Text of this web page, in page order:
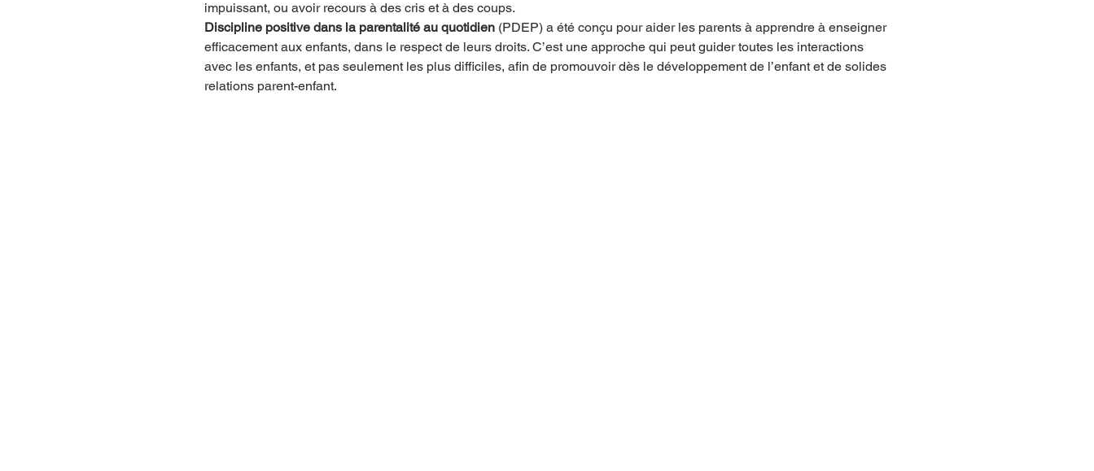
impuissant, ou avoir recours à des cris et à des coups.
Discipline positive dans la parentalité au quotidien (PDEP) a été conçu pour aider les parents à apprendre à enseigner
efficacement aux enfants, dans le respect de leurs droits. C’est une approche qui peut guider toutes les interactions
avec les enfants, et pas seulement les plus difficiles, afin de promouvoir dès le développement de l’enfant et de solides
relations parent-enfant.